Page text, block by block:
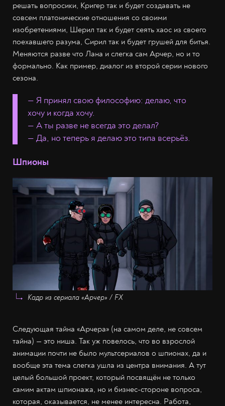
решать вопросики, Кригер так и будет создавать не
совсем платонические отношения со своими
изобретениями, Шерил так и будет сеять хаос из своего
поехавшего разума, Сирил так и будет грушей для битья.
Меняются разве что Лана и слегка сам Арчер, но и то
формально. Как пример, диалог из второй серии нового
сезона.
— Я принял свою философию: делаю, что
хочу и когда хочу.
— А ты разве не всегда это делал?
— Да, но теперь я делаю это типа всерьёз.
Шпионы
Кадр из сериала «Арчер» / FX
Следующая тайна «Арчера» (на самом деле, не совсем
тайна) — это ниша. Так уж повелось, что во взрослой
анимации почти не было мультсериалов о шпионах, да и
вообще эта тема слегка ушла из центра внимания. А тут
целый большой проект, который посвящён не только
самим актам шпионажа, но и бизнес-стороне вопроса,
которая, оказывается, не менее интересна. Работа,